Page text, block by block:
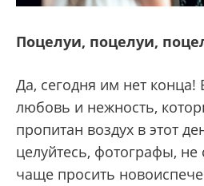
Поцелуи, поцелуи,
Да, сегодня им нет
любовь и нежность,
пропитан воздух в этот
целуйтесь, фотографы, не
чаще просить